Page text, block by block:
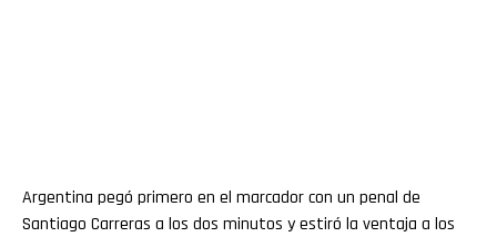
Argentina pegó primero en el marcador con un penal de
Santiago Carreras a los dos minutos y estiró la ventaja a los